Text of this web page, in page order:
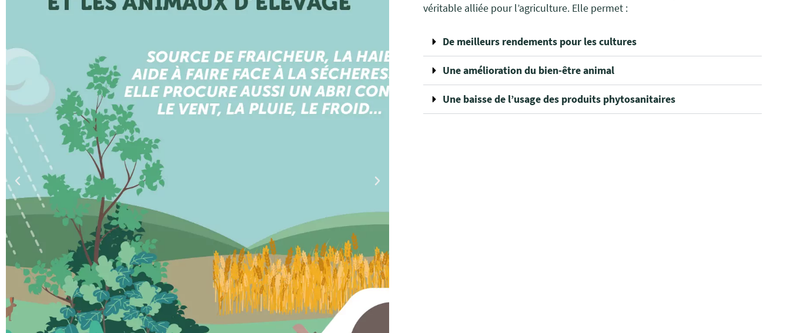
véritable alliée pour l’agriculture. Elle permet :
De meilleurs rendements pour les cultures
Une amélioration du bien-être animal
Une baisse de l’usage des produits phytosanitaires